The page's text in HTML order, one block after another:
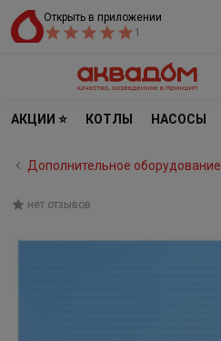
Открыть в приложении
1
АКЦИИ ⭐ КОТЛЫ НАСОСЫ
Дополнительное оборудование
нет отзывов